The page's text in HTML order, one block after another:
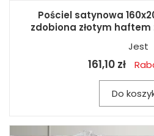
Pościel satynowa
zdobiona złotym haftem
Jest
161,10 zł
Do